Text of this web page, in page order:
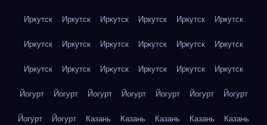
Иркутск Иркутск Иркутск Иркутск Иркутск Иркутск
Иркутск Иркутск Иркутск Иркутск Иркутск Иркутск
Иркутск Иркутск Иркутск Иркутск Иркутск Иркутск
Йогурт Йогурт Йогурт Йогурт Йогурт Йогурт Йогурт
Йогурт Йогурт Казань Казань Казань Казань Казань